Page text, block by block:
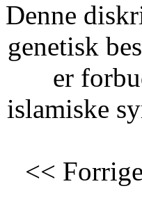
Denne
genetisk
er
islamiske
<< Forrige